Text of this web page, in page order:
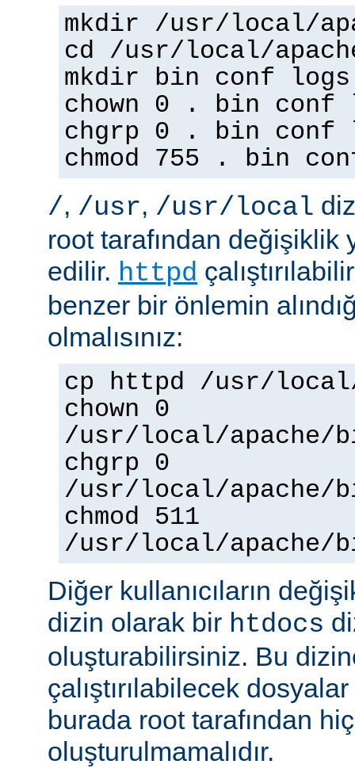
mkdir /usr/local/
cd /usr/local/
mkdir bin conf logs
chown 0 . bin conf
chgrp 0 . bin conf
chmod 755 . bin
/, /usr, /usr/local
root tarafından değişiklik
edilir. httpd
benzer bir önlemin
olmalısınız:
cp httpd /usr/
chown 0
/usr/local/apache/
chgrp 0
/usr/local/apache/
chmod 511
/usr/local/apache/
Diğer kullanıcıların
dizin olarak bir htdocs
oluşturabilirsiniz. Bu
çalıştırılabilecek
burada root tarafından
oluşturulmamalıdır.